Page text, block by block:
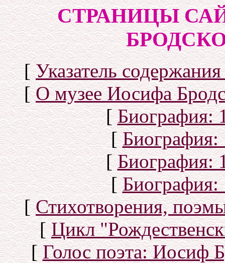
СТРАНИЦЫ
[Указатель
[О музее Иосифа
[Биография:
[Биография:
[Биография:
[Биография:
[Стихотворения,
[Цикл
[Голос поэта: Иосиф